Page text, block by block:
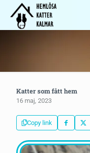
Katter som fått hem
16 maj, 2023
Copy link